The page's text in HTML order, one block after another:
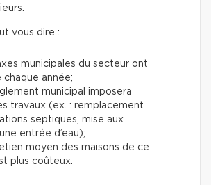
vous dire :
municipales du secteur ont
chaque année;
municipal imposera
travaux (ex. : remplacement
septiques, mise aux
entrée d’eau);
moyen des maisons de ce
plus coûteux.